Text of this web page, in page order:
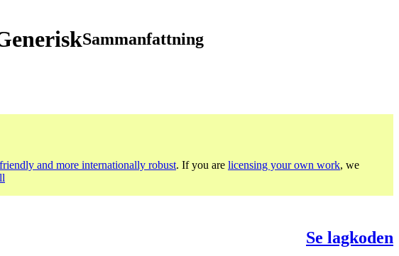
Sammanfattning
and more internationally robust. If you are licensing your own work, we
Se lagkoden